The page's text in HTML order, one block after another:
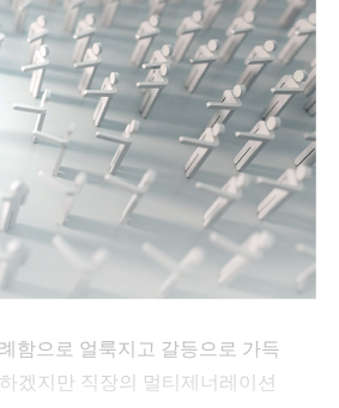
함으로 얼룩지고 갈등으로 가득
겠지만 직장의 멀티제너레이션